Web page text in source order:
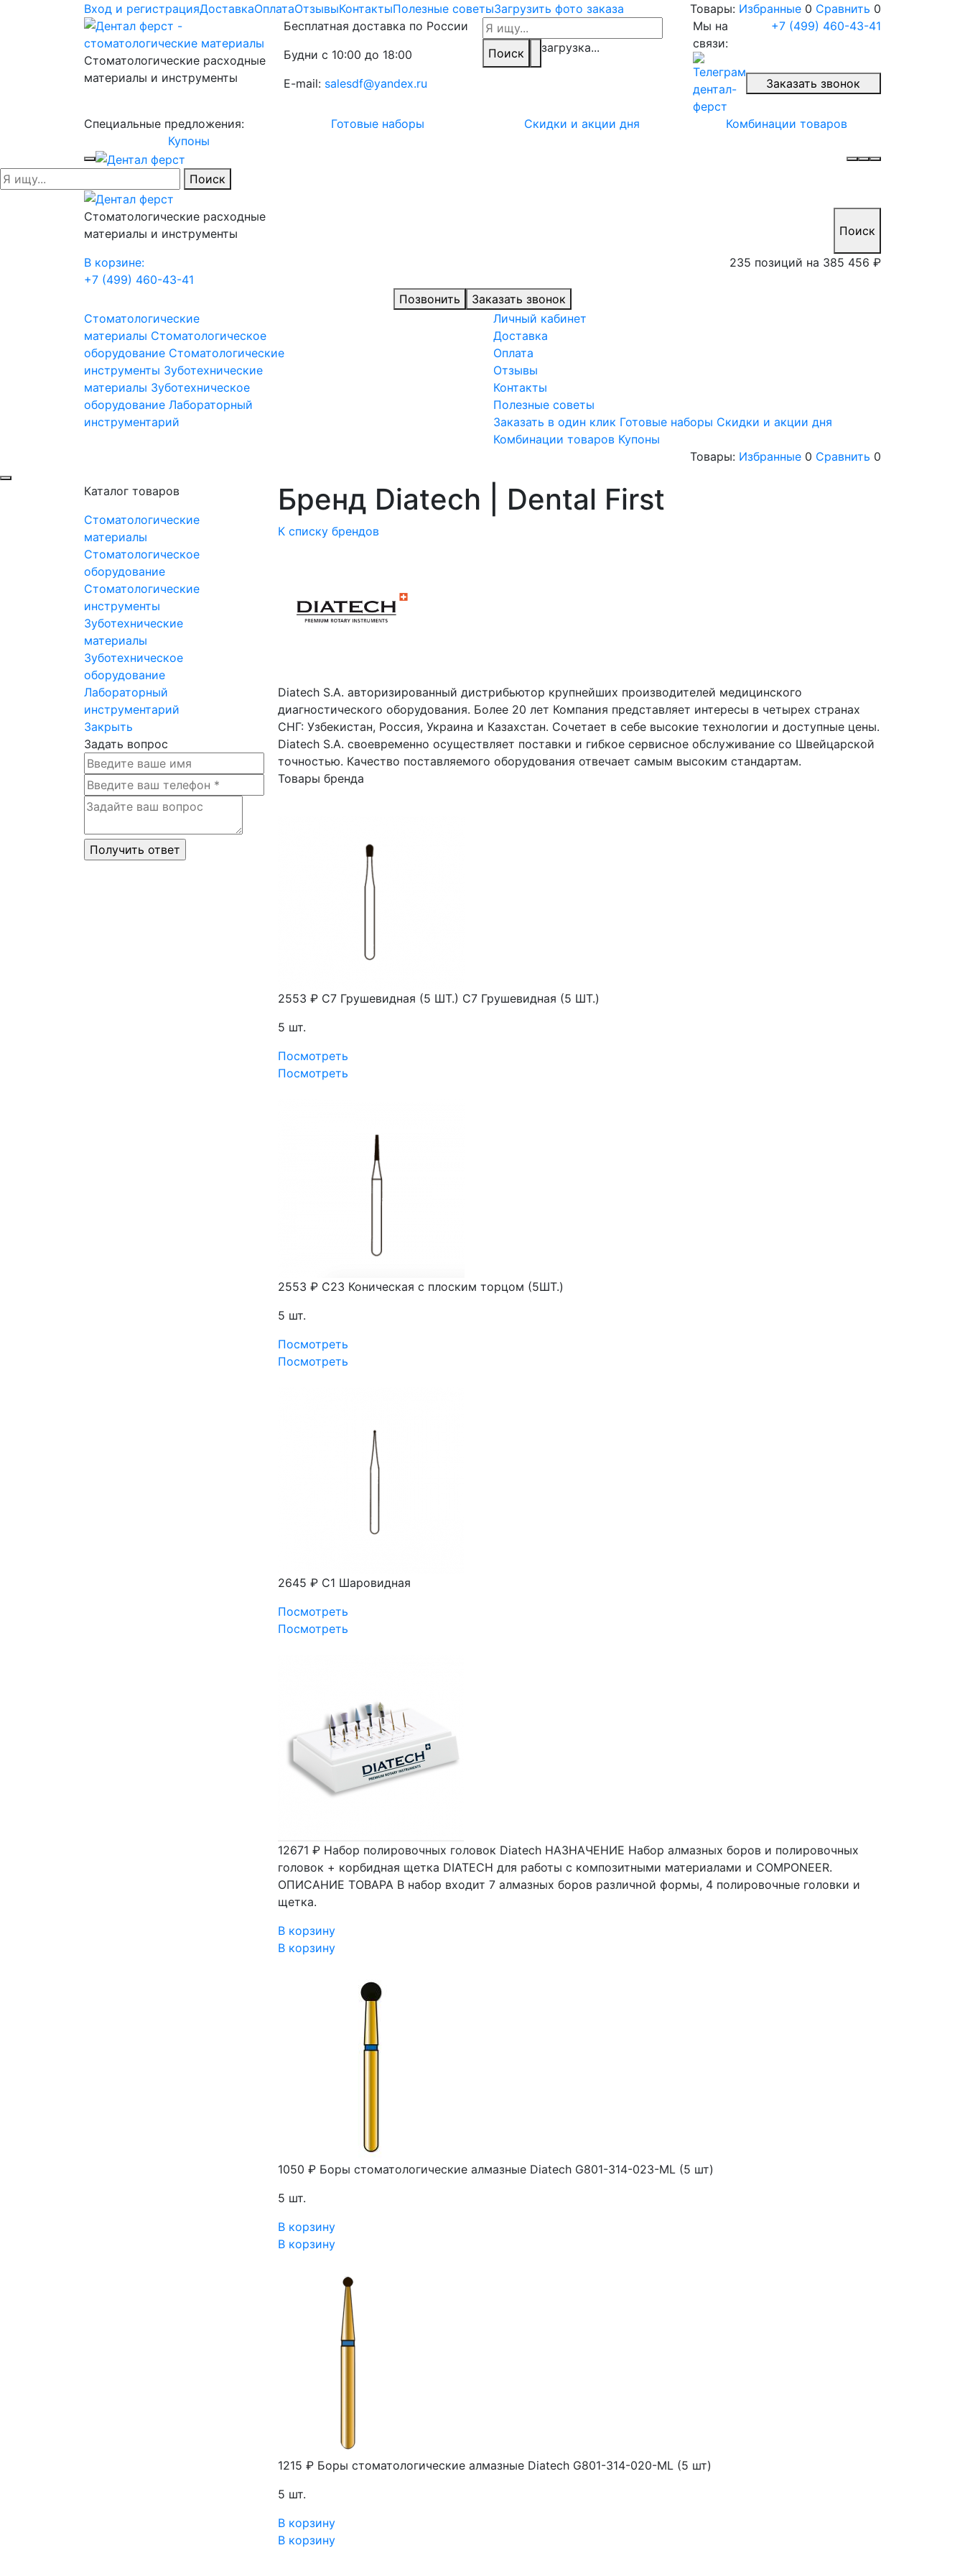
Вход и регистрацияДоставкаОплатаОтзывыКонтактыПолезные советыЗагрузить фото заказа Товары: Избранные 0 Сравнить 0
Стоматологические расходные
материалы и инструменты
Бесплатная доставка по России
Будни с 10:00 до 18:00
E-mail: salesdf@yandex.ru
Поиск загрузка...
Мы на
связи:
+7 (499) 460-43-41
Заказать звонок
Специальные предложения: Готовые наборы Скидки и акции дня
Комбинации товаров
Купоны
Поиск
Стоматологические расходные
материалы и инструменты
Поиск
В корзине: 235 позиций на 385 456 ₽
+7 (499) 460-43-41
Позвонить
Заказать звонок
Стоматологические
материалы Стоматологическое
оборудование Стоматологические
инструменты Зуботехнические
материалы Зуботехническое
оборудование Лабораторный
инструментарий
Личный кабинет
Доставка
Оплата
Отзывы
Контакты
Полезные советы
Заказать в один клик Готовые наборы Скидки и акции дня
Комбинации товаров Купоны
Товары: Избранные 0 Сравнить 0
Каталог товаров
Стоматологические
материалы
Стоматологическое
оборудование
Стоматологические
инструменты
Зуботехнические
материалы
Зуботехническое
оборудование
Лабораторный
инструментарий
Закрыть
Задать вопрос
Бренд Diatech | Dental First
К списку брендов
Diatech S.A. авторизированный дистрибьютор крупнейших производителей медицинского
диагностического оборудования. Более 20 лет Компания представляет интересы в четырех странах
СНГ: Узбекистан, Россия, Украина и Казахстан. Сочетает в себе высокие технологии и доступные цены.
Diatech S.A. своевременно осуществляет поставки и гибкое сервисное обслуживание со Швейцарской
точностью. Качество поставляемого оборудования отвечает самым высоким стандартам.
Товары бренда
2553 ₽ С7 Грушевидная (5 ШТ.) С7 Грушевидная (5 ШТ.)
5 шт.
Посмотреть
Посмотреть
2553 ₽ С23 Коническая с плоским торцом (5ШТ.)
5 шт.
Посмотреть
Посмотреть
2645 ₽ С1 Шаровидная
Посмотреть
Посмотреть
12671 ₽ Набор полировочных головок Diatech НАЗНАЧЕНИЕ Набор алмазных боров и полировочных
головок + корбидная щетка DIATECH для работы с композитными материалами и COMPONEER.
ОПИСАНИЕ ТОВАРА В набор входит 7 алмазных боров различной формы, 4 полировочные головки и
щетка.
В корзину
В корзину
1050 ₽ Боры стоматологические алмазные Diatech G801-314-023-ML (5 шт)
5 шт.
В корзину
В корзину
1215 ₽ Боры стоматологические алмазные Diatech G801-314-020-ML (5 шт)
5 шт.
В корзину
В корзину